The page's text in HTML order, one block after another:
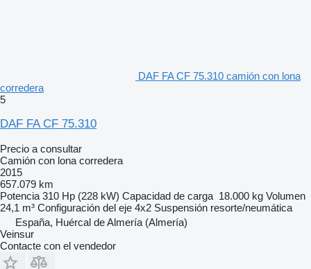
DAF FA CF 75.310 camión con lona
corredera
5
DAF FA CF 75.310
Precio a consultar
Camión con lona corredera
2015
657.079 km
Potencia 310 Hp (228 kW) Capacidad de carga 18.000 kg Volumen
24,1 m³ Configuración del eje 4x2 Suspensión resorte/neumática
España, Huércal de Almería (Almería)
Veinsur
Contacte con el vendedor